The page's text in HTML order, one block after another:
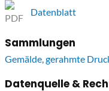
Datenblatt
Sammlungen
Gemälde, gerahmte
Datenquelle &